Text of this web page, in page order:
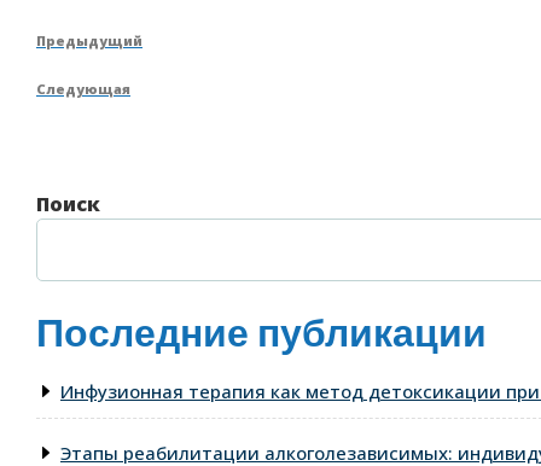
Навигация
по
записям
Предыдущая
Предыдущий
Следующая
Следующая
Поиск
Последние публикации
Инфузионная терапия как метод детоксикации
Этапы реабилитации алкоголезависимых: